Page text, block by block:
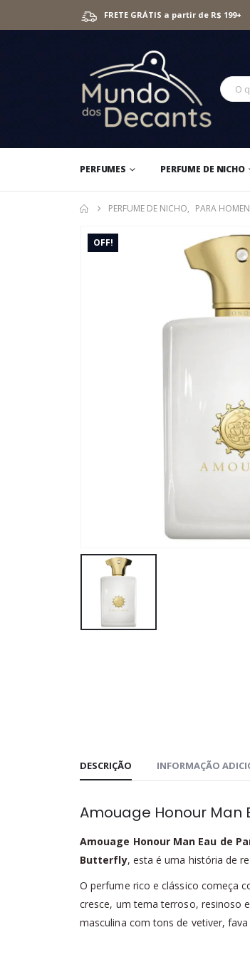
FRETE GRÁTIS a partir de R$ 199+
PERFUMES PERFUME DE NICHO
PERFUME DE NICHO, PARA
OFF!
DESCRIÇÃO INFORMAÇÃO
Amouage Honour Man
Amouage Honour Man Eau de
Butterfly, esta é uma história de
O perfume rico e clássico começa
cresce, um tema terroso, resinoso
masculina com tons de vetiver,